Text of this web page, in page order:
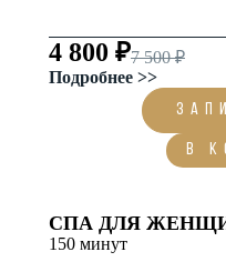
4 800 ₽7 500 ₽
Подробнее >>
В
СПА ДЛЯ
150 минут